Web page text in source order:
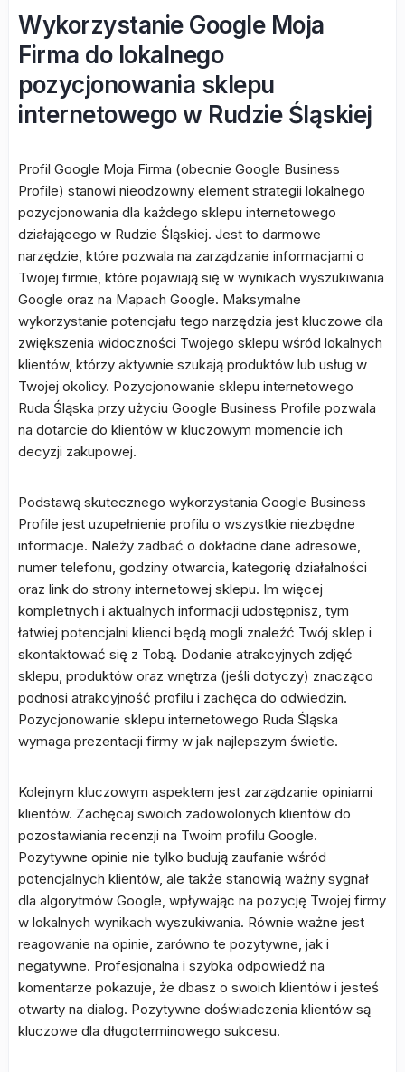
Wykorzystanie Google Moja
Firma do lokalnego
pozycjonowania sklepu
internetowego w Rudzie Śląskiej
Profil Google Moja Firma (obecnie Google Business
Profile) stanowi nieodzowny element strategii lokalnego
pozycjonowania dla każdego sklepu internetowego
działającego w Rudzie Śląskiej. Jest to darmowe
narzędzie, które pozwala na zarządzanie informacjami o
Twojej firmie, które pojawiają się w wynikach wyszukiwania
Google oraz na Mapach Google. Maksymalne
wykorzystanie potencjału tego narzędzia jest kluczowe dla
zwiększenia widoczności Twojego sklepu wśród lokalnych
klientów, którzy aktywnie szukają produktów lub usług w
Twojej okolicy. Pozycjonowanie sklepu internetowego
Ruda Śląska przy użyciu Google Business Profile pozwala
na dotarcie do klientów w kluczowym momencie ich
decyzji zakupowej.
Podstawą skutecznego wykorzystania Google Business
Profile jest uzupełnienie profilu o wszystkie niezbędne
informacje. Należy zadbać o dokładne dane adresowe,
numer telefonu, godziny otwarcia, kategorię działalności
oraz link do strony internetowej sklepu. Im więcej
kompletnych i aktualnych informacji udostępnisz, tym
łatwiej potencjalni klienci będą mogli znaleźć Twój sklep i
skontaktować się z Tobą. Dodanie atrakcyjnych zdjęć
sklepu, produktów oraz wnętrza (jeśli dotyczy) znacząco
podnosi atrakcyjność profilu i zachęca do odwiedzin.
Pozycjonowanie sklepu internetowego Ruda Śląska
wymaga prezentacji firmy w jak najlepszym świetle.
Kolejnym kluczowym aspektem jest zarządzanie opiniami
klientów. Zachęcaj swoich zadowolonych klientów do
pozostawiania recenzji na Twoim profilu Google.
Pozytywne opinie nie tylko budują zaufanie wśród
potencjalnych klientów, ale także stanowią ważny sygnał
dla algorytmów Google, wpływając na pozycję Twojej firmy
w lokalnych wynikach wyszukiwania. Równie ważne jest
reagowanie na opinie, zarówno te pozytywne, jak i
negatywne. Profesjonalna i szybka odpowiedź na
komentarze pokazuje, że dbasz o swoich klientów i jesteś
otwarty na dialog. Pozytywne doświadczenia klientów są
kluczowe dla długoterminowego sukcesu.